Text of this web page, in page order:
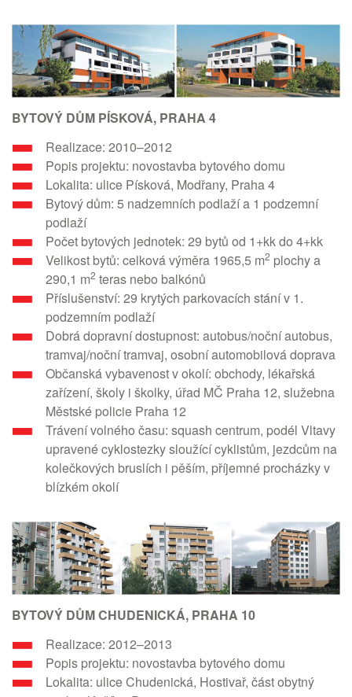
BYTOVÝ DŮM PÍSKOVÁ, PRAHA 4
Realizace: 2010–2012
Popis projektu: novostavba bytového domu
Lokalita: ulice Písková, Modřany, Praha 4
Bytový dům: 5 nadzemních podlaží a 1 podzemní
podlaží
Počet bytových jednotek: 29 bytů od 1+kk do 4+kk
Velikost bytů: celková výměra 1965,5 m2 plochy a
290,1 m2 teras nebo balkónů
Příslušenství: 29 krytých parkovacích stání v 1.
podzemním podlaží
Dobrá dopravní dostupnost: autobus/noční autobus,
tramvaj/noční tramvaj, osobní automobilová doprava
Občanská vybavenost v okolí: obchody, lékařská
zařízení, školy i školky, úřad MČ Praha 12, služebna
Městské policie Praha 12
Trávení volného času: squash centrum, podél Vltavy
upravené cyklostezky sloužící cyklistům, jezdcům na
kolečkových bruslích i pěším, příjemné procházky v
blízkém okolí
BYTOVÝ DŮM CHUDENICKÁ, PRAHA 10
Realizace: 2012–2013
Popis projektu: novostavba bytového domu
Lokalita: ulice Chudenická, Hostivař, část obytný